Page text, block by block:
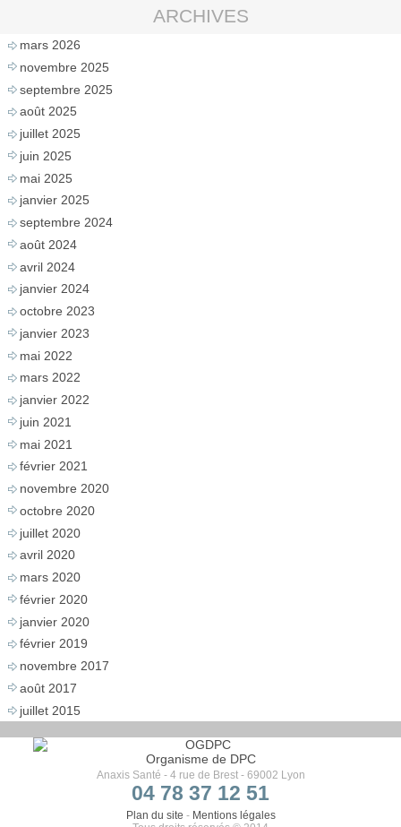
ARCHIVES
mars 2026
novembre 2025
septembre 2025
août 2025
juillet 2025
juin 2025
mai 2025
janvier 2025
septembre 2024
août 2024
avril 2024
janvier 2024
octobre 2023
janvier 2023
mai 2022
mars 2022
janvier 2022
juin 2021
mai 2021
février 2021
novembre 2020
octobre 2020
juillet 2020
avril 2020
mars 2020
février 2020
janvier 2020
février 2019
novembre 2017
août 2017
juillet 2015
Organisme de DPC
Anaxis Santé - 4 rue de Brest - 69002 Lyon
04 78 37 12 51
Plan du site - Mentions légales